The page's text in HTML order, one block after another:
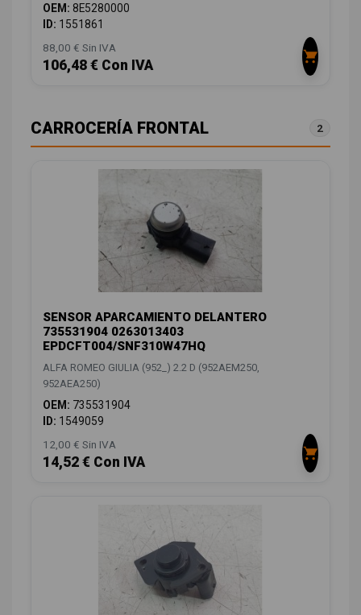
OEM: 8E5280000
ID: 1551861
88,00 € Sin IVA
106,48 € Con IVA
CARROCERÍA FRONTAL 2
SENSOR APARCAMIENTO DELANTERO
735531904 0263013403
EPDCFT004/SNF310W47HQ
ALFA ROMEO GIULIA (952_) 2.2 D (952AEM250,
952AEA250)
OEM: 735531904
ID: 1549059
12,00 € Sin IVA
14,52 € Con IVA